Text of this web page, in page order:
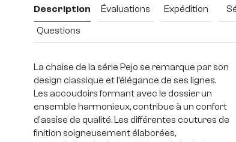
Description Évaluations Expédition
Questions
La chaise de la série Pejo se remarque par son
design classique et l’élégance de ses lignes.
Les accoudoirs formant avec le dossier un
ensemble harmonieux, contribue à un confort
d'assise de qualité. Les différentes coutures de
finition soigneusement élaborées,